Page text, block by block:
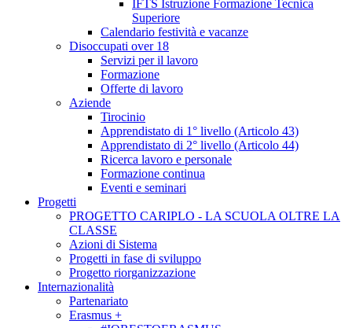
IFTS Istruzione Formazione Tecnica
Superiore
Calendario festività e vacanze
Disoccupati over 18
Servizi per il lavoro
Formazione
Offerte di lavoro
Aziende
Tirocinio
Apprendistato di 1° livello (Articolo 43)
Apprendistato di 2° livello (Articolo 44)
Ricerca lavoro e personale
Formazione continua
Eventi e seminari
Progetti
PROGETTO CARIPLO - LA SCUOLA OLTRE LA
CLASSE
Azioni di Sistema
Progetti in fase di sviluppo
Progetto riorganizzazione
Internazionalità
Partenariato
Erasmus +